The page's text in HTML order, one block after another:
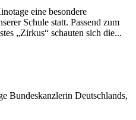
eine besondere
Schule statt. Passend zum
„Zirkus“ schauten sich die...
Bundeskanzlerin Deutschlands,